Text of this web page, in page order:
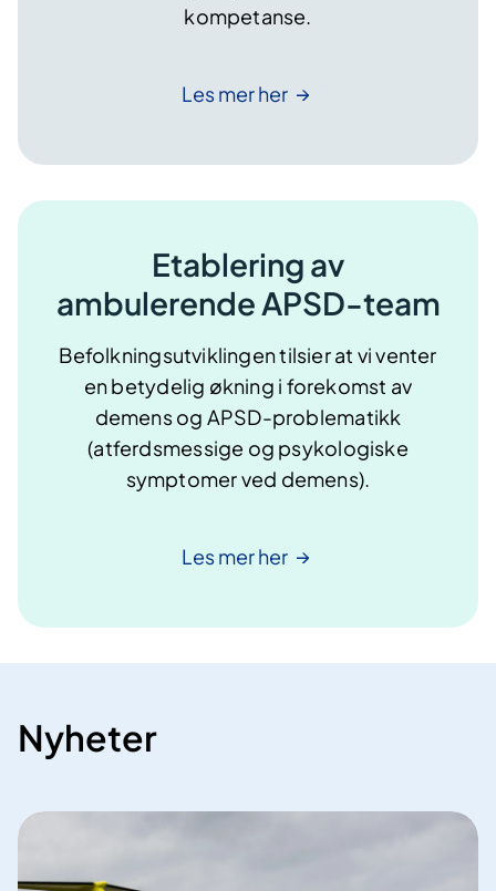
kompetanse.
Les merher
Etablering av
ambulerende APSD-team
Befolkningsutviklingen tilsier at vi venter
en betydelig økning i forekomst av
demens og APSD-problematikk
(atferdsmessige og psykologiske
symptomer ved demens).
Les merher
Nyheter